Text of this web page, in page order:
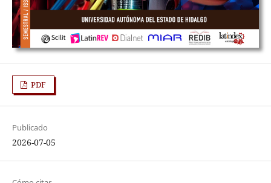
PDF
Publicado
2026-07-05